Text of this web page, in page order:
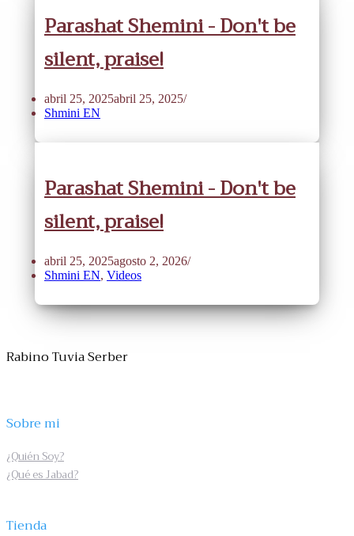
Parashat Shemini - Don't be
silent, praise!
abril 25, 2025abril 25, 2025
Shmini EN
Parashat Shemini - Don't be
silent, praise!
abril 25, 2025agosto 2, 2026
Shmini EN, Videos
Rabino Tuvia Serber
Sobre mi
¿Quién Soy?
¿Qué es Jabad?
Tienda